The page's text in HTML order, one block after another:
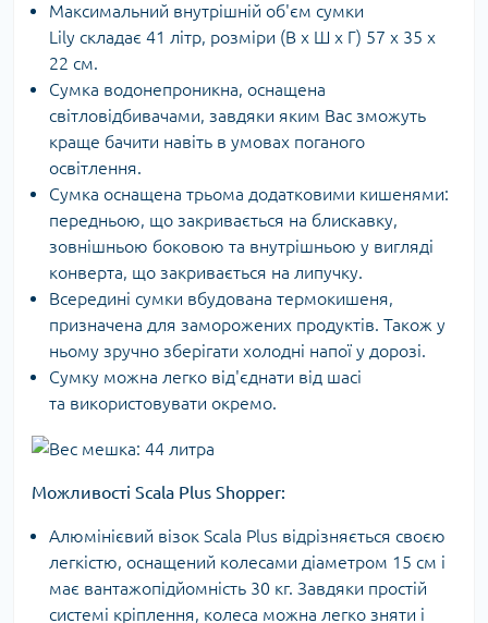
Максимальний внутрішній об'єм сумки
Lily складає 41 літр, розміри (В х Ш х Г) 57 x 35 x
22 см.
Сумка водонепроникна, оснащена
світловідбивачами, завдяки яким Вас зможуть
краще бачити навіть в умовах поганого
освітлення.
Сумка оснащена трьома додатковими кишенями:
передньою, що закривається на блискавку,
зовнішньою боковою та внутрішньою у вигляді
конверта, що закривається на липучку.
Всередині сумки вбудована термокишеня,
призначена для заморожених продуктів. Також у
ньому зручно зберігати холодні напої у дорозі.
Сумку можна легко від'єднати від шасі
та використовувати окремо.
Можливості Scala Plus Shopper:
Алюмінієвий візок Scala Plus відрізняється своєю
легкістю, оснащений колесами діаметром 15 см і
має вантажопідйомність 30 кг. Завдяки простій
системі кріплення, колеса можна легко зняти і